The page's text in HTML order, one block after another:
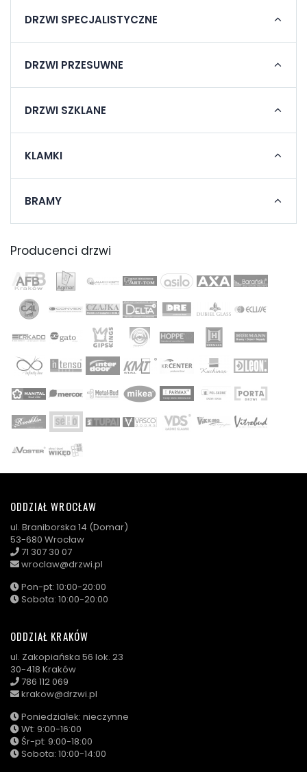
DRZWI SPECJALISTYCZNE
DRZWI PRZESUWNE
DRZWI SZKLANE
KLAMKI
BRAMY
Producenci drzwi
ODDZIAŁ WROCŁAW
ul. Braniborska 14 (Domar)
53-680 Wrocław
71 307 30 07
wroclaw@drzwi.pl
Pon-pt: 10:00-20:00
Sobota: 10:00-20:00
ODDZIAŁ KRAKÓW
ul. Zakopiańska 56 lok. 23
30-418 Kraków
786 112 069
krakow@drzwi.pl
Poniedziałek: nieczynne
Wt: 9:00-16:00
Śr-pt: 9:00-18:00
Sobota: 10:00-14:00